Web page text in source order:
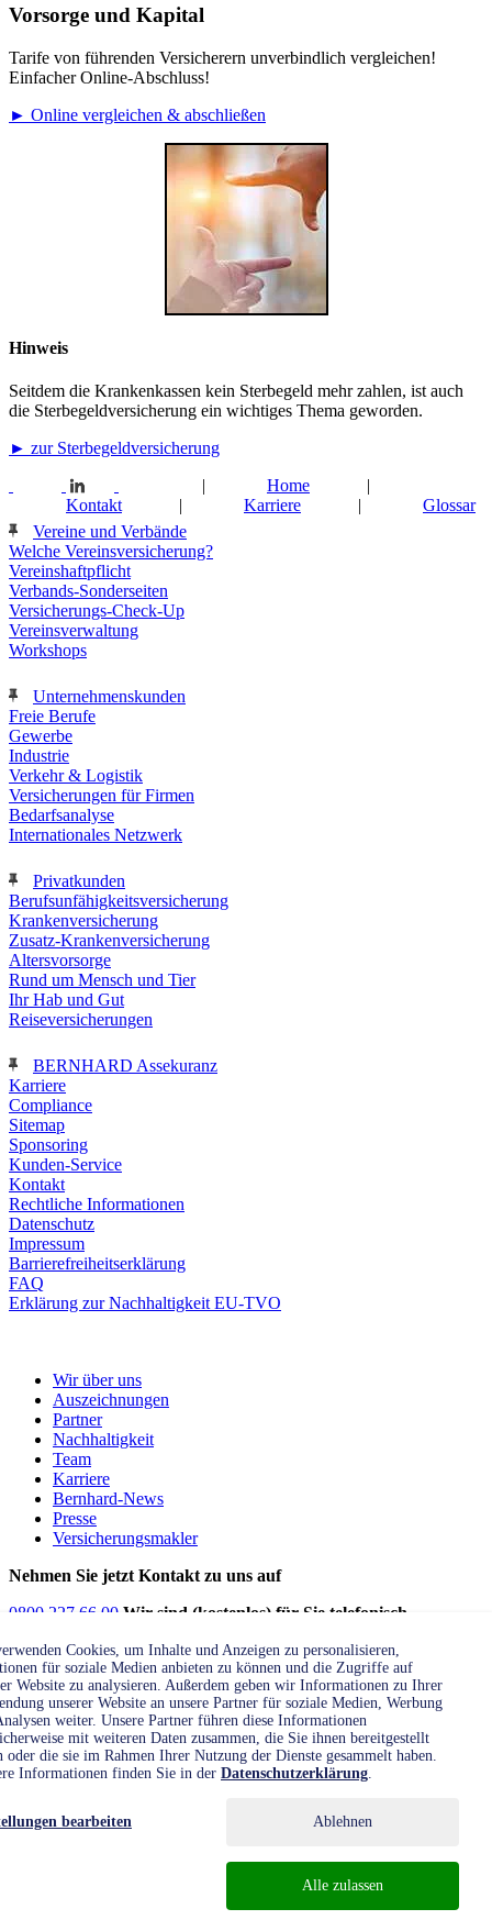
Vorsorge und Kapital
Tarife von führenden Versicherern unverbindlich vergleichen!
Einfacher Online-Abschluss!
► Online vergleichen & abschließen
Hinweis
Seitdem die Krankenkassen kein Sterbegeld mehr zahlen, ist auch
die Sterbegeldversicherung ein wichtiges Thema geworden.
► zur Sterbegeldversicherung
| Home |
Kontakt | Karriere | Glossar
Vereine und Verbände
Welche Vereinsversicherung?
Vereinshaftpflicht
Verbands-Sonderseiten
Versicherungs-Check-Up
Vereinsverwaltung
Workshops
Unternehmenskunden
Freie Berufe
Gewerbe
Industrie
Verkehr & Logistik
Versicherungen für Firmen
Bedarfsanalyse
Internationales Netzwerk
Privatkunden
Berufsunfähigkeitsversicherung
Krankenversicherung
Zusatz-Krankenversicherung
Altersvorsorge
Rund um Mensch und Tier
Ihr Hab und Gut
Reiseversicherungen
BERNHARD Assekuranz
Karriere
Compliance
Sitemap
Sponsoring
Kunden-Service
Kontakt
Rechtliche Informationen
Datenschutz
Impressum
Barrierefreiheitserklärung
FAQ
Erklärung zur Nachhaltigkeit EU-TVO
Cookies, um Inhalte und Anzeigen zu personalisieren,
für soziale Medien anbieten zu können und die Zugriffe auf
Website zu analysieren. Außerdem geben wir Informationen zu Ihrer
unserer Website an unsere Partner für soziale Medien, Werbung
weiter. Unsere Partner führen diese Informationen
mit weiteren Daten zusammen, die Sie ihnen bereitgestellt
oder die sie im Rahmen Ihrer Nutzung der Dienste gesammelt haben.
Informationen finden Sie in der Datenschutzerklärung.
bearbeiten Ablehnen
Alle zulassen
Wir über uns
Auszeichnungen
Partner
Nachhaltigkeit
Team
Karriere
Bernhard-News
Presse
Versicherungsmakler
Nehmen Sie jetzt Kontakt zu uns auf
0800 227 66 00 Wir sind (kostenlos) für Sie telefonisch
Montag bis Donnerstag: 8:00 - 16:00 Uhr
Freitag:
8:00 - 15:00 Uhr
Unsere Fachabteilung kümmert sich gerne persönlich um Ihr
Anliegen
jetzt anrufen
Gerne beantworten wir Ihre Fragen auch schriftlich
Gerade keine Zeit? Vereinbaren Sie einen Rückruf